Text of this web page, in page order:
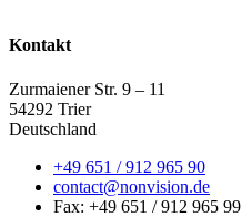
Kontakt
Zurmaiener Str. 9 – 11
54292 Trier
Deutschland
+49 651 / 912 965 90
contact@nonvision.de
Fax: +49 651 / 912 965 99